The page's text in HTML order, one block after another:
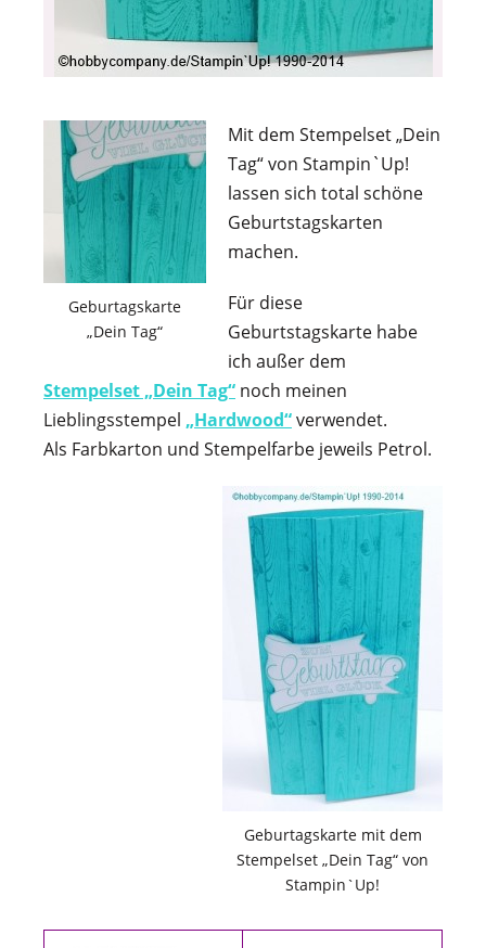
Geburtagskarte
„Dein Tag“
Mit dem Stempelset „Dein
Tag“ von Stampin`Up!
lassen sich total schöne
Geburtstagskarten
machen.
Für diese
Geburtstagskarte habe
ich außer dem
Stempelset „Dein Tag“ noch meinen
Lieblingsstempel „Hardwood“verwendet.
Als Farbkarton und Stempelfarbe jeweils Petrol.
Geburtagskarte mit dem
Stempelset „Dein Tag“ von
Stampin`Up!